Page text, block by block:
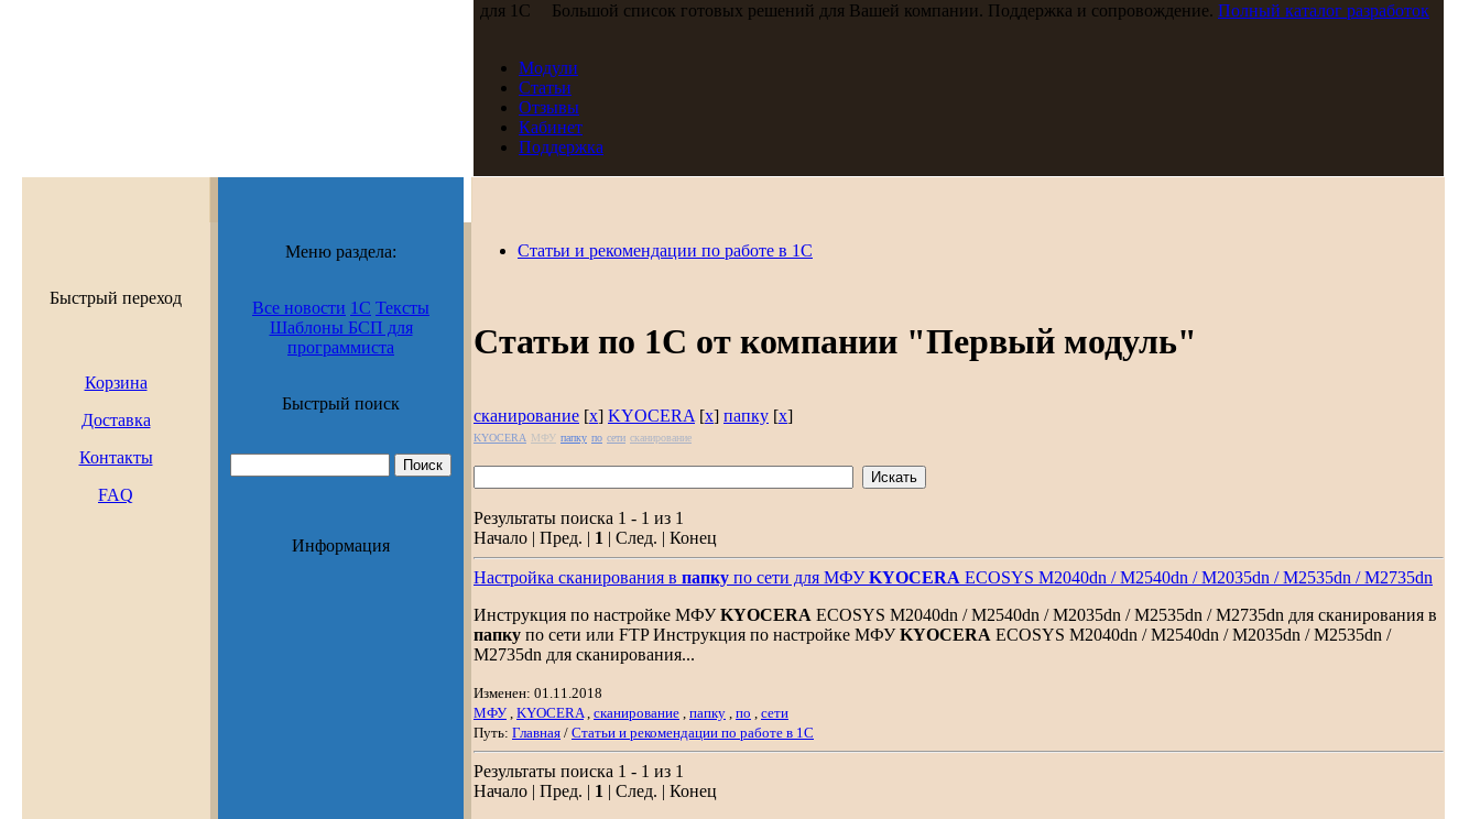
Большой список готовых решений для Вашей компании. Поддержка и сопровождение. Полный каталог разработок
Модули
Статьи
Отзывы
Кабинет
Поддержка
Быстрый переход
Корзина
Доставка
Контакты
FAQ
Меню раздела:
Все новости 1С Тексты
Шаблоны БСП для
программиста
Быстрый поиск
Информация
Статьи и рекомендации по работе в 1С
Статьи по 1С от компании "Первый модуль"
сканирование [x] KYOCERA [x] папку [x]
KYOCERA МФУ папку по сети сканирование
Результаты поиска 1 - 1 из 1
Начало | Пред. | 1 | След. | Конец
Настройка сканирования в папку по сети для МФУKYOCERA ECOSYS M2040dn / M2540dn / M2035dn / M2535dn / M2735dn
Инструкция по настройке МФУKYOCERA ECOSYS M2040dn / M2540dn / M2035dn / M2535dn / M2735dn для сканирования в
папку по сети или FTP Инструкция по настройке МФУKYOCERA ECOSYS M2040dn / M2540dn / M2035dn / M2535dn /
M2735dn для сканирования...
Изменен: 01.11.2018
МФУ KYOCERA сканирование папку по
сети
Путь: Главная / Статьи и рекомендации по работе в 1С
Результаты поиска 1 - 1 из 1
Начало | Пред. | 1 | След. | Конец